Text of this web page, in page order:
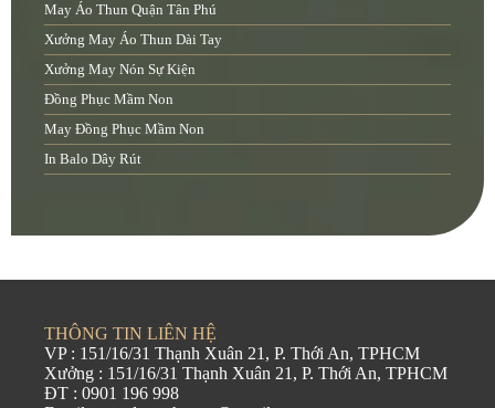
May Áo Thun Quận Tân Phú
Xưởng May Áo Thun Dài Tay
Xưởng May Nón Sự Kiện
Đồng Phục Mầm Non
May Đồng Phục Mầm Non
In Balo Dây Rút
THÔNG TIN LIÊN HỆ
VP : 151/16/31 Thạnh Xuân 21, P. Thới An, TPHCM
Xưởng : 151/16/31 Thạnh Xuân 21, P. Thới An, TPHCM
ĐT : 0901 196 998